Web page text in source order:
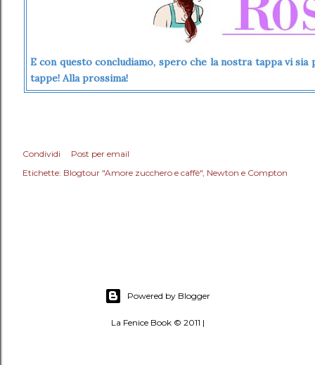
E con questo concludiamo, spero che la nostra tappa vi
tappe! Alla prossima!
Condividi
Post per email
Etichette: Blogtour "Amore zucchero e caffè" Newton e Compton
Powered by Blogger
La Fenice Book © 2011 |